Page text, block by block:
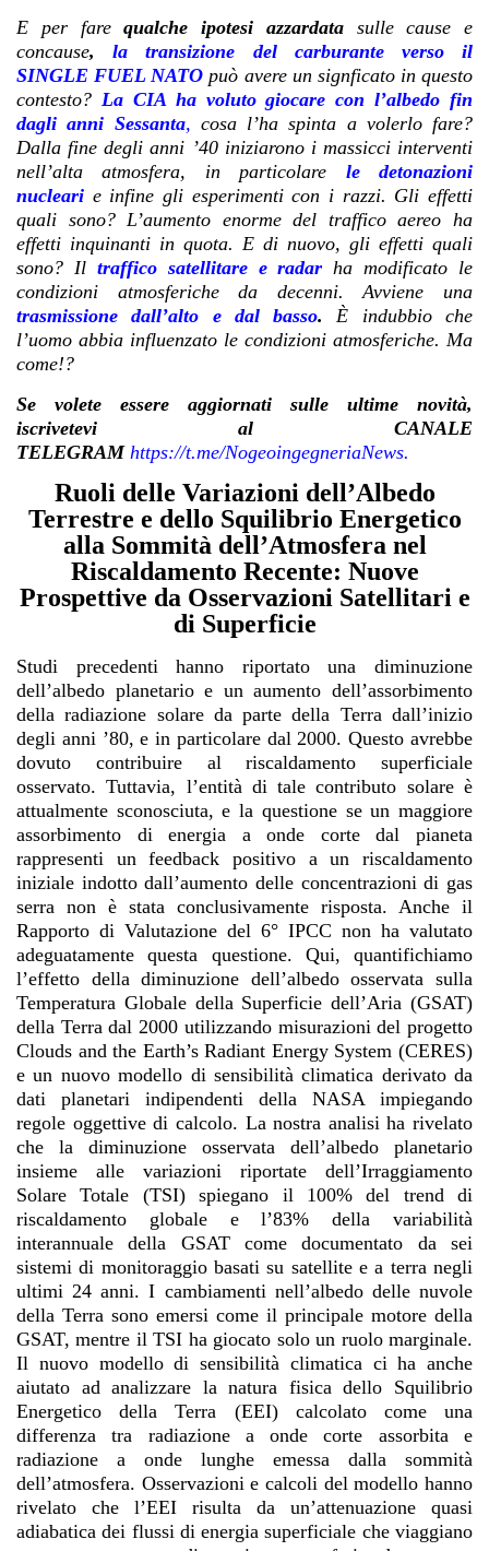
E per farequalche ipotesi azzardatasulle cause e
concause, la transizione del carburanteverso il
SINGLE FUEL NATO può avere un signficato in questo
contesto? La CIA ha voluto giocare con l’albedo fin
dagli anni Sessanta, cosa l’ha spinta a volerlo fare?
Dalla fine degli anni ’40 iniziarono i massicci interventi
nell’alta atmosfera, in particolare le detonazioni
nucleari e infine gli esperimenti con i razzi. Gli effetti
quali sono? L’aumento enorme del traffico aereo ha
effetti inquinanti in quota. E di nuovo, gli effetti quali
sono? Iltraffico satellitare e radar ha modificato le
condizioni atmosferiche da decenni. Avviene una
trasmissione dall’alto e dal basso.
È indubbio che
l’uomo abbia influenzato le condizioni atmosferiche. Ma
come!?
Se volete essere aggiornati sulle ultime novità,
iscrivetevi al CANALE
TELEGRAM https://t.me/NogeoingegneriaNews.
Ruoli delle Variazioni dell’Albedo
Terrestre e dello Squilibrio Energetico
alla Sommità dell’Atmosfera nel
Riscaldamento Recente: Nuove
Prospettive da Osservazioni Satellitari e
di Superficie
Studi precedenti hanno riportato una diminuzione
dell’albedo planetario e un aumento dell’assorbimento
della radiazione solare da parte della Terra dall’inizio
degli anni ’80, e in particolare dal 2000. Questo avrebbe
dovuto contribuire al riscaldamento superficiale
osservato. Tuttavia, l’entità di tale contributo solare è
attualmente sconosciuta, e la questione se un maggiore
assorbimento di energia a onde corte dal pianeta
rappresenti un feedback positivo a un riscaldamento
iniziale indotto dall’aumento delle concentrazioni di gas
serra non è stata conclusivamente risposta. Anche il
Rapporto di Valutazione del 6° IPCC non ha valutato
adeguatamente questa questione. Qui, quantifichiamo
l’effetto della diminuzione dell’albedo osservata sulla
Temperatura Globale della Superficie dell’Aria (GSAT)
della Terra dal 2000 utilizzando misurazioni del progetto
Clouds and the Earth’s Radiant Energy System (CERES)
e un nuovo modello di sensibilità climatica derivato da
dati planetari indipendenti della NASA impiegando
regole oggettive di calcolo. La nostra analisi ha rivelato
che la diminuzione osservata dell’albedo planetario
insieme alle variazioni riportate dell’Irraggiamento
Solare Totale (TSI) spiegano il 100% del trend di
riscaldamento globale e l’83% della variabilità
interannuale della GSAT come documentato da sei
sistemi di monitoraggio basati su satellite e a terra negli
ultimi 24 anni. I cambiamenti nell’albedo delle nuvole
della Terra sono emersi come il principale motore della
GSAT, mentre il TSI ha giocato solo un ruolo marginale.
Il nuovo modello di sensibilità climatica ci ha anche
aiutato ad analizzare la natura fisica dello Squilibrio
Energetico della Terra (EEI) calcolato come una
differenza tra radiazione a onde corte assorbita e
radiazione a onde lunghe emessa dalla sommità
dell’atmosfera. Osservazioni e calcoli del modello hanno
rivelato che l’EEI risulta da un’attenuazione quasi
adiabatica dei flussi di energia superficiale che viaggiano